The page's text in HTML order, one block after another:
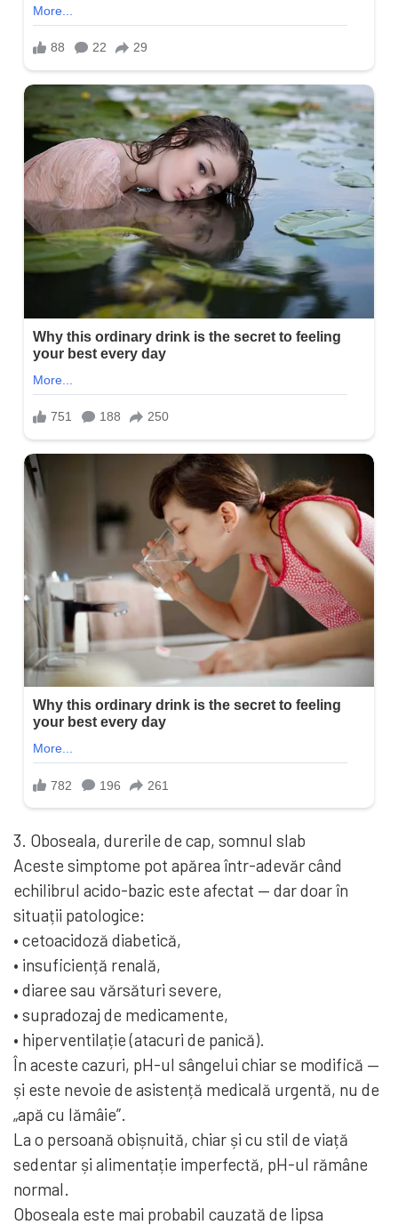
3. Oboseala, durerile de cap, somnul slab
Aceste simptome pot apărea într-adevăr când
echilibrul acido-bazic este afectat — dar doar în
situații patologice:
• cetoacidoză diabetică,
• insuficiență renală,
• diaree sau vărsături severe,
• supradozaj de medicamente,
• hiperventilație (atacuri de panică).
În aceste cazuri, pH-ul sângelui chiar se modifică —
și este nevoie de asistență medicală urgentă, nu de
„apă cu lămâie”.
La o persoană obișnuită, chiar și cu stil de viață
sedentar și alimentație imperfectă, pH-ul rămâne
normal.
Oboseala este mai probabil cauzată de lipsa